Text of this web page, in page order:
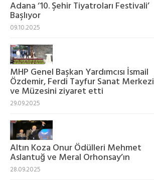
Adana ‘10. Şehir Tiyatroları Festivali’
Başlıyor
09.10.2025
MHP Genel Başkan Yardımcısı İsmail
Özdemir, Ferdi Tayfur Sanat Merkezi
ve Müzesini ziyaret etti
29.09.2025
Altın Koza Onur Ödülleri Mehmet
Aslantuğ ve Meral Orhonsay’ın
28.09.2025